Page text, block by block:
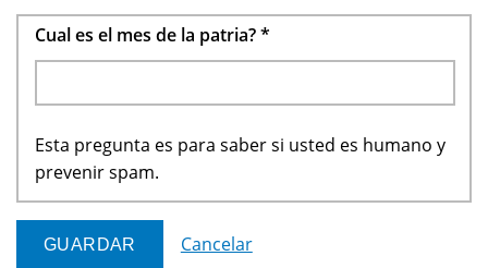
Cual es el mes de la patria?*
Esta pregunta es para saber si usted es humano y
prevenir spam.
Cancelar